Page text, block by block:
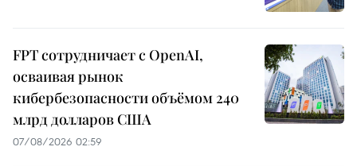
FPT сотрудничает с OpenAI,
осваивая рынок
кибербезопасности объёмом 240
млрд долларов США
07/08/2026 02:59